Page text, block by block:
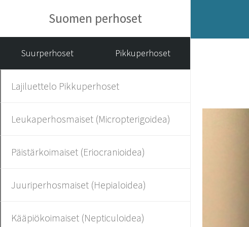
Suomen perhoset
Suurperhoset Pikkuperhoset
Lajiluettelo Pikkuperhoset
Leukaperhosmaiset (Micropterigoidea)
Päistärkoimaiset (Eriocranioidea)
Juuriperhosmaiset (Hepialoidea)
Kääpiökoimaiset (Nepticuloidea)